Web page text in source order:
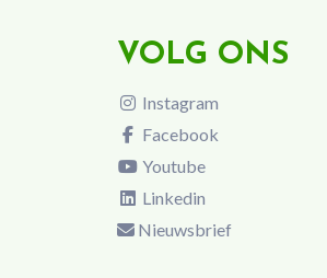
VOLG ONS
Instagram
Facebook
Youtube
Linkedin
Nieuwsbrief